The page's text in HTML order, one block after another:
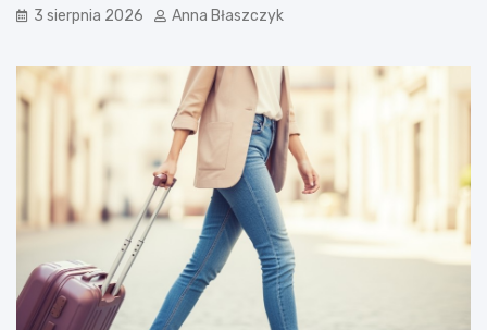
3 sierpnia 2026 Anna Błaszczyk